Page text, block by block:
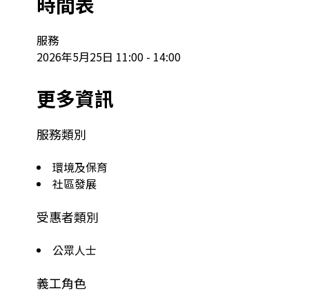
服務
2026年5月25日 11:00 - 14:00
更多資訊
服務類別
環境及保育
社區發展
受惠者類別
公眾人士
義工角色